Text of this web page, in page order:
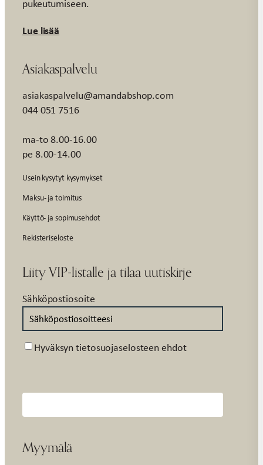
pukeutumiseen.
Lue lisää
Asiakaspalvelu
asiakaspalvelu@amandabshop.com
044 051 7516
ma-to 8.00-16.00
pe 8.00-14.00
Usein kysytyt kysymykset
Maksu- ja toimitus
Käyttö- ja sopimusehdot
Rekisteriseloste
Liity VIP-listalle ja tilaa uutiskirje
Sähköpostiosoite
Suostumus
Hyväksyn tietosuojaselosteen ehdot
Myymälä